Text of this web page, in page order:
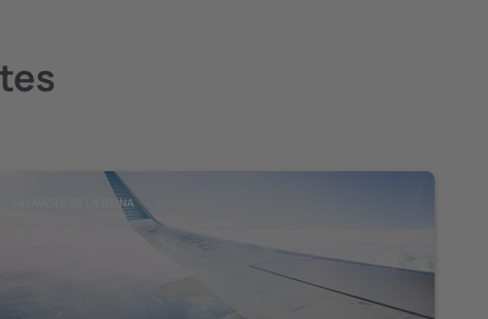
TALAVERA DE LA REINA